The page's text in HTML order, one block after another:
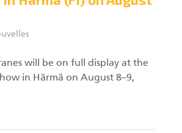
will be on full display at the
in Härmä on August 8–9,